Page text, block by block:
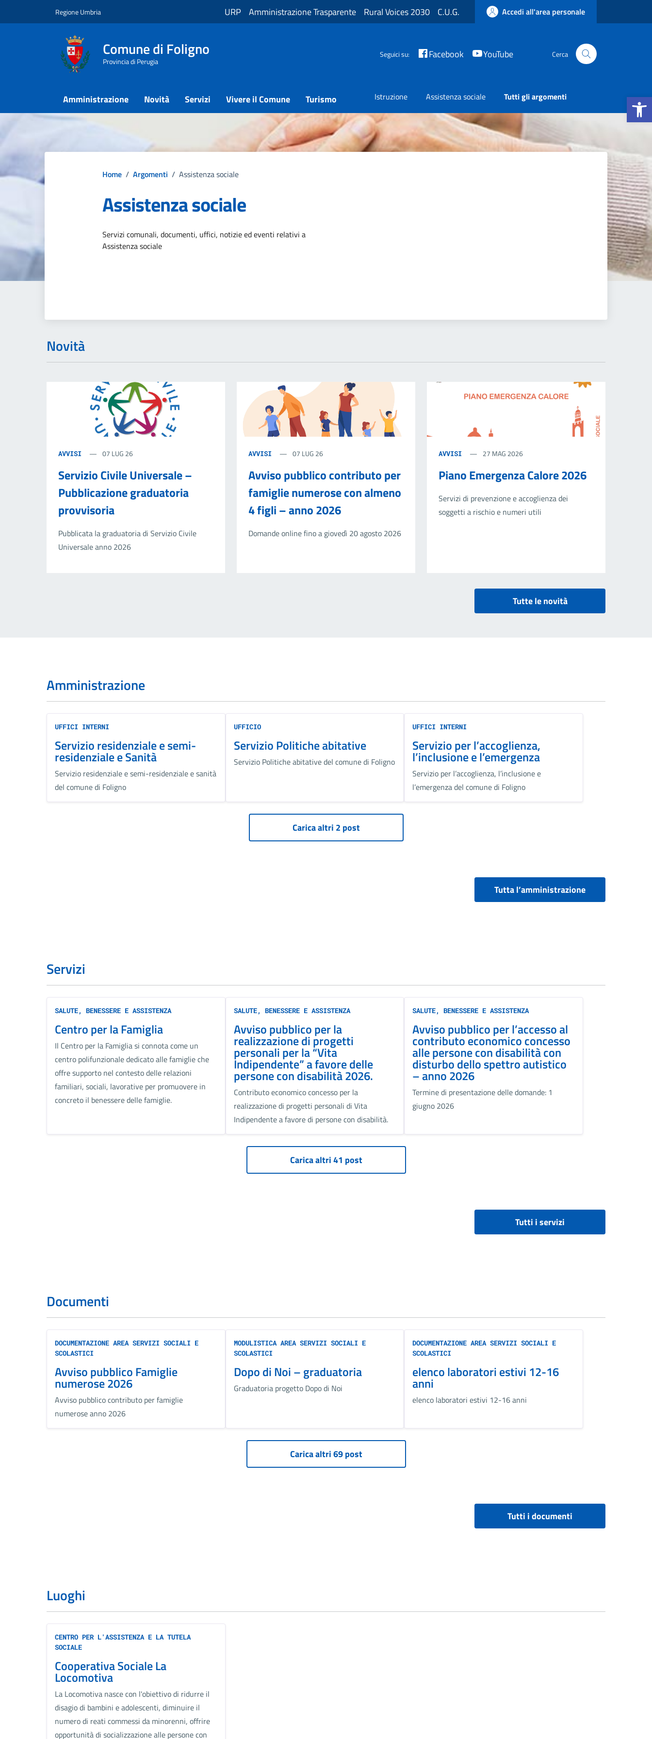
Apri la
Regione Umbria URP Amministrazione Trasparente Rural Voices 2030 C.U.G. Accedi all'area personale
Comune di Foligno
Provincia di Perugia
Seguici su: Facebook YouTube Cerca
Amministrazione Novità Servizi Vivere il Comune Turismo Istruzione Assistenza sociale Tutti gli argomenti
Home / Argomenti / Assistenza sociale
Assistenza sociale
Dettagli dell'argomento
Servizi comunali, documenti, uffici, notizie ed eventi relativi a
Assistenza sociale
Novità
AVVISI 07 LUG 26
Servizio Civile Universale –
Pubblicazione graduatoria
provvisoria
Pubblicata la graduatoria di Servizio Civile
Universale anno 2026
AVVISI 07 LUG 26
Avviso pubblico contributo per
famiglie numerose con almeno
4 figli – anno 2026
Domande online fino a giovedì 20 agosto 2026
AVVISI 27 MAG 2026
Piano Emergenza Calore 2026
Servizi di prevenzione e accoglienza dei
soggetti a rischio e numeri utili
Tutte le novità
Amministrazione
UFFICI INTERNI
Servizio residenziale e semi-
residenziale e Sanità
Servizio residenziale e semi-residenziale e sanità
del comune di Foligno
UFFICIO
Servizio Politiche abitative
Servizio Politiche abitative del comune di Foligno
UFFICI INTERNI
Servizio per l’accoglienza,
l’inclusione e l’emergenza
Servizio per l’accoglienza, l’inclusione e
l’emergenza del comune di Foligno
Tutta l’amministrazione
Servizi
SALUTE, BENESSERE E ASSISTENZA
Centro per la Famiglia
Il Centro per la Famiglia si connota come un
centro polifunzionale dedicato alle famiglie che
offre supporto nel contesto delle relazioni
familiari, sociali, lavorative per promuovere in
concreto il benessere delle famiglie.
SALUTE, BENESSERE E ASSISTENZA
Avviso pubblico per la
realizzazione di progetti
personali per la “Vita
Indipendente” a favore delle
persone con disabilità 2026.
Contributo economico concesso per la
realizzazione di progetti personali di Vita
Indipendente a favore di persone con disabilità.
SALUTE, BENESSERE E ASSISTENZA
Avviso pubblico per l’accesso al
contributo economico concesso
alle persone con disabilità con
disturbo dello spettro autistico
– anno 2026
Termine di presentazione delle domande: 1
giugno 2026
Tutti i servizi
Documenti
DOCUMENTAZIONE AREA SERVIZI SOCIALI E
SCOLASTICI
Avviso pubblico Famiglie
numerose 2026
Avviso pubblico contributo per famiglie
numerose anno 2026
MODULISTICA AREA SERVIZI SOCIALI E
SCOLASTICI
Dopo di Noi – graduatoria
Graduatoria progetto Dopo di Noi
DOCUMENTAZIONE AREA SERVIZI SOCIALI E
SCOLASTICI
elenco laboratori estivi 12-16
anni
elenco laboratori estivi 12-16 anni
Tutti i documenti
Luoghi
CENTRO PER L'ASSISTENZA E LA TUTELA
SOCIALE
Cooperativa Sociale La
Locomotiva
La Locomotiva nasce con l'obiettivo di ridurre il
disagio di bambini e adolescenti, diminuire il
numero di reati commessi da minorenni, offrire
opportunità di socializzazione alle persone con